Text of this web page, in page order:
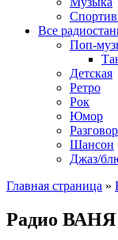
Все
Поп-
Детская
Ретро
Рок
Юмор
Шансон
Джаз/
Главная страница »
Радио ВАНЯ